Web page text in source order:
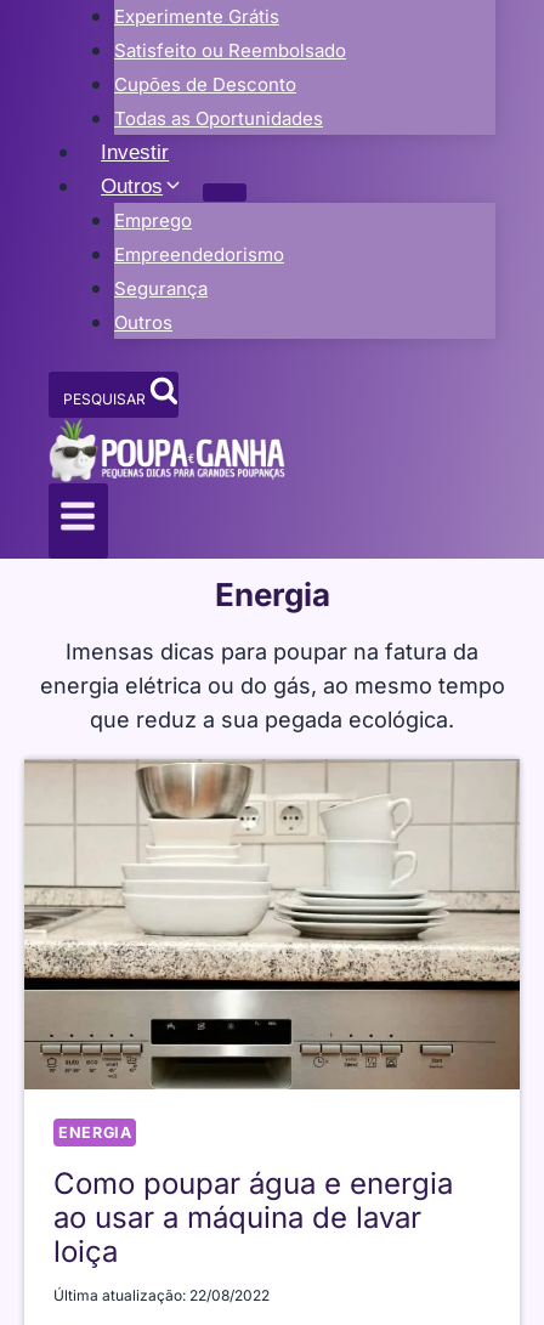
Experimente Grátis
Satisfeito ou Reembolsado
Cupões de Desconto
Todas as Oportunidades
Investir
Outros
Emprego
Empreendedorismo
Segurança
Outros
PESQUISAR
Energia
Imensas dicas para poupar na fatura da
energia elétrica ou do gás, ao mesmo tempo
que reduz a sua pegada ecológica.
ENERGIA
Como poupar água e energia
ao usar a máquina de lavar
loiça
Última atualização: 22/08/2022